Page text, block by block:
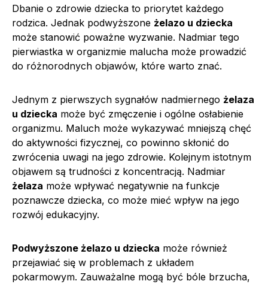
Dbanie o zdrowie dziecka to priorytet każdego
rodzica. Jednak podwyższone żelazo u dziecka
może stanowić poważne wyzwanie. Nadmiar tego
pierwiastka w organizmie malucha może prowadzić
do różnorodnych objawów, które warto znać.
Jednym z pierwszych sygnałów nadmiernego żelaza
u dziecka może być zmęczenie i ogólne osłabienie
organizmu. Maluch może wykazywać mniejszą chęć
do aktywności fizycznej, co powinno skłonić do
zwrócenia uwagi na jego zdrowie. Kolejnym istotnym
objawem są trudności z koncentracją. Nadmiar
żelaza może wpływać negatywnie na funkcje
poznawcze dziecka, co może mieć wpływ na jego
rozwój edukacyjny.
Podwyższone żelazo u dziecka może również
przejawiać się w problemach z układem
pokarmowym. Zauważalne mogą być bóle brzucha,